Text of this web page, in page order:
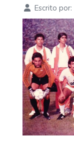
Escrito por: